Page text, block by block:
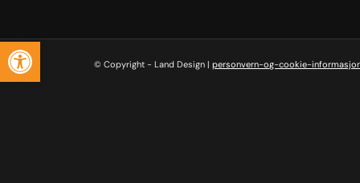
© Copyright - Land Design |personvern-og-cookie-
Vis verktøylinjen